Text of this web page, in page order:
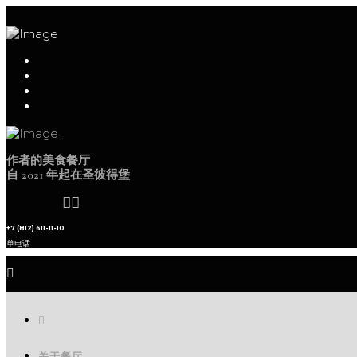
作者的美食餐厅
自 2021 年起在圣彼得堡
+7 (812) 611-11-10
单电话